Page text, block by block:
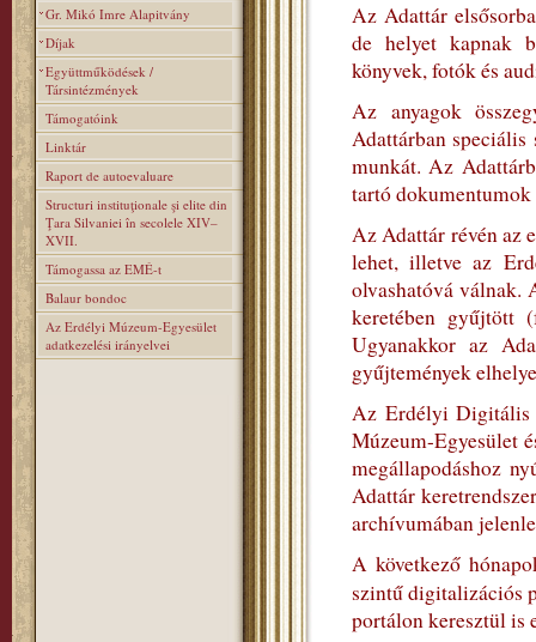
Gr. Mikó Imre Alapitvány
Díjak
Együttműködések /
Társintézmények
Támogatóink
Linktár
Raport de autoevaluare
Structuri instituţionale şi elite din
Ţara Silvaniei în secolele XIV–
XVII.
Támogassa az EMÉ-t
Balaur bondoc
Az Erdélyi Múzeum-Egyesület
adatkezelési irányelvei
Az Adattár
de helyet kapnak
könyvek, fotók és
Az anyagok
Adattárban
munkát. Az
tartó
Az Adattár révén az
lehet, illetve az
olvashatóvá válnak.
keretében gyűjtött
Ugyanakkor az
gyűjtemények
Az Erdélyi Digitális
Múzeum-Egyesület
megállapodáshoz
Adattár
archívumában
A következő
szintű digitalizációs
portálon keresztül is